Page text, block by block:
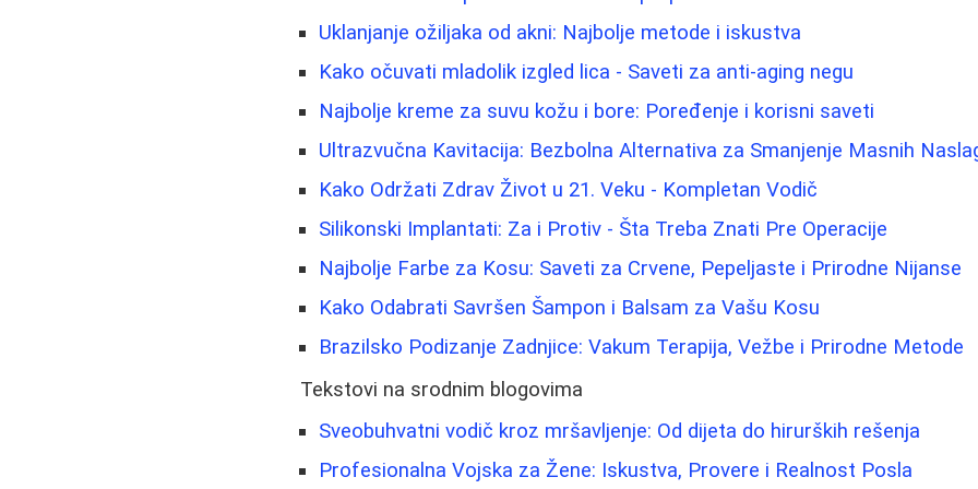
Uklanjanje ožiljaka od akni: Najbolje metode i iskustva
Kako očuvati mladolik izgled lica - Saveti za anti-aging negu
Najbolje kreme za suvu kožu i bore: Poređenje i korisni saveti
Ultrazvučna Kavitacija: Bezbolna Alternativa za Smanjenje Masnih
Kako Održati Zdrav Život u 21. Veku - Kompletan Vodič
Silikonski Implantati: Za i Protiv - Šta Treba Znati Pre Operacije
Najbolje Farbe za Kosu: Saveti za Crvene, Pepeljaste i Prirodne Nijanse
Kako Odabrati Savršen Šampon i Balsam za Vašu Kosu
Brazilsko Podizanje Zadnjice: Vakum Terapija, Vežbe i Prirodne Metode
Tekstovi na srodnim blogovima
Sveobuhvatni vodič kroz mršavljenje: Od dijeta do hirurških rešenja
Profesionalna Vojska za Žene: Iskustva, Provere i Realnost Posla